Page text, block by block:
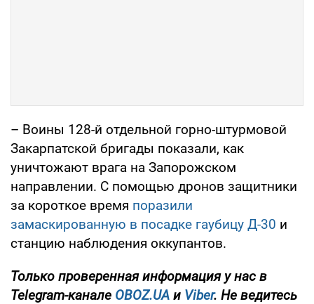
– Воины 128-й отдельной горно-штурмовой
Закарпатской бригады показали, как
уничтожают врага на Запорожском
направлении. С помощью дронов защитники
за короткое время поразили
замаскированную в посадке гаубицу Д-30 и
станцию наблюдения оккупантов.
Только проверенная информация у нас в
Telegram-канале OBOZ.UA и Viber. Не ведитесь